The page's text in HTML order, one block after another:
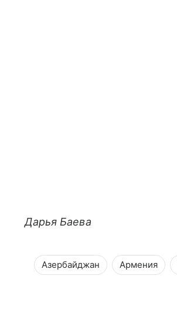
Дарья Баева
Азербайджан Армения